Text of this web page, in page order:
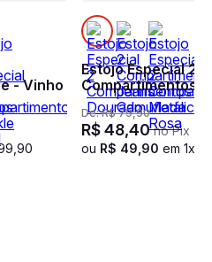
- Vinho
90
Estojo Especial 2
Compartimentos
De:R$ 79,90
R$48,40no Pix
ou R$ 49 90 em 1x